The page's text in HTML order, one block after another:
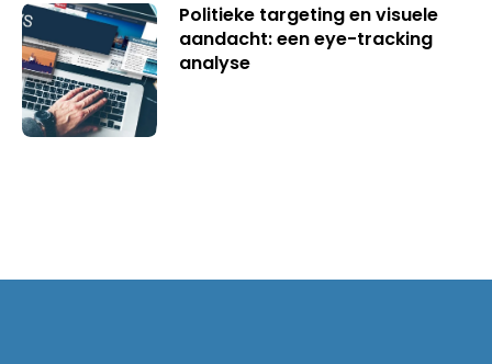
Politieke targeting en visuele
aandacht: een eye-tracking
analyse